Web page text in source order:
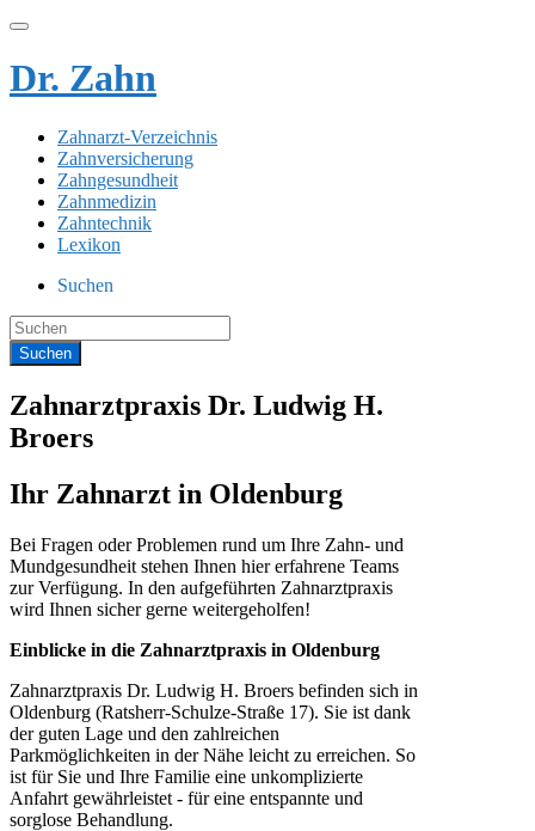
Dr. Zahn
Zahnarzt-Verzeichnis
Zahnversicherung
Zahngesundheit
Zahnmedizin
Zahntechnik
Lexikon
Suchen
Zahnarztpraxis Dr. Ludwig H.
Broers
Ihr Zahnarzt in Oldenburg
Bei Fragen oder Problemen rund um Ihre Zahn- und
Mundgesundheit stehen Ihnen hier erfahrene Teams
zur Verfügung. In den aufgeführten Zahnarztpraxis
wird Ihnen sicher gerne weitergeholfen!
Einblicke in die Zahnarztpraxis in Oldenburg
Zahnarztpraxis Dr. Ludwig H. Broers befinden sich in
Oldenburg (Ratsherr-Schulze-Straße 17). Sie ist dank
der guten Lage und den zahlreichen
Parkmöglichkeiten in der Nähe leicht zu erreichen. So
ist für Sie und Ihre Familie eine unkomplizierte
Anfahrt gewährleistet - für eine entspannte und
sorglose Behandlung.